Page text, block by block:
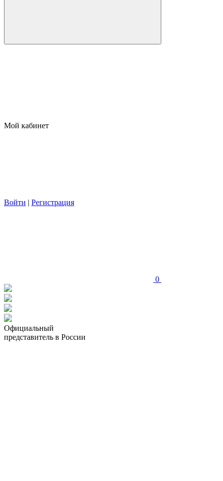
Мой кабинет
Войти | Регистрация
0
Официальный
представитель в России